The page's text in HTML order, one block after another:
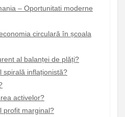
– Oportunitati moderne
circulară în școala
al balanței de plăți?
spirală inflaționistă?
activelor?
profit marginal?